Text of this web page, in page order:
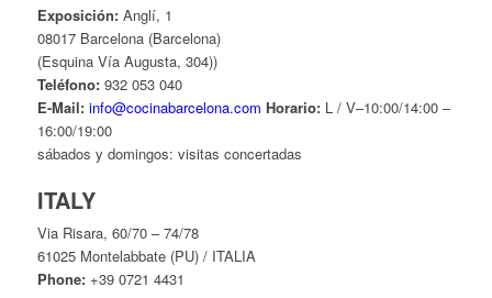
Exposición:Anglí, 1
08017 Barcelona (Barcelona)
(Esquina Vía Augusta, 304))
Teléfono:932 053 040
E-Mail: info@cocinabarcelona.com Horario:L / V–10:00/14:00 –
16:00/19:00
sábados y domingos: visitas concertadas
ITALY
Via Risara, 60/70 – 74/78
61025 Montelabbate (PU) / ITALIA
Phone:+39 0721 4431